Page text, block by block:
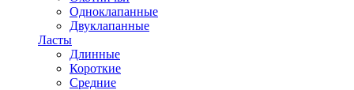
Одноклапанные
Двуклапанные
Ласты
Длинные
Короткие
Средние